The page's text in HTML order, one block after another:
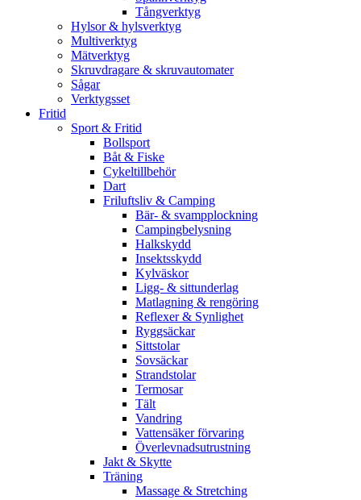
Tångverktyg
Hylsor & hylsverktyg
Multiverktyg
Mätverktyg
Skruvdragare & skruvautomater
Sågar
Verktygsset
Fritid
Sport & Fritid
Bollsport
Båt & Fiske
Cykeltillbehör
Dart
Friluftsliv & Camping
Bär- & svampplockning
Campingbelysning
Halkskydd
Insektsskydd
Kylväskor
Ligg- & sittunderlag
Matlagning & rengöring
Reflexer & Synlighet
Ryggsäckar
Sittstolar
Sovsäckar
Strandstolar
Termosar
Tält
Vandring
Vattensäker förvaring
Överlevnadsutrustning
Jakt & Skytte
Träning
Massage & Stretching